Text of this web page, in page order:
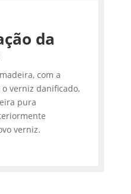
da
com a
verniz danificado,
pura
verniz.